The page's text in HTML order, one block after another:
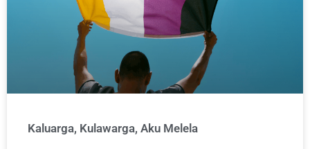
Kaluarga, Kulawarga, Aku Melela